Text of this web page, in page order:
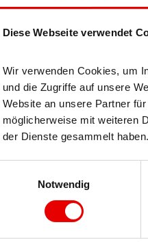
Diese Webseite verwendet
Wir verwenden Cookies, um
und die Zugriffe auf unsere
Website an unsere Partner
möglicherweise mit weiteren
der Dienste gesammelt haben.
Notwendig
AG